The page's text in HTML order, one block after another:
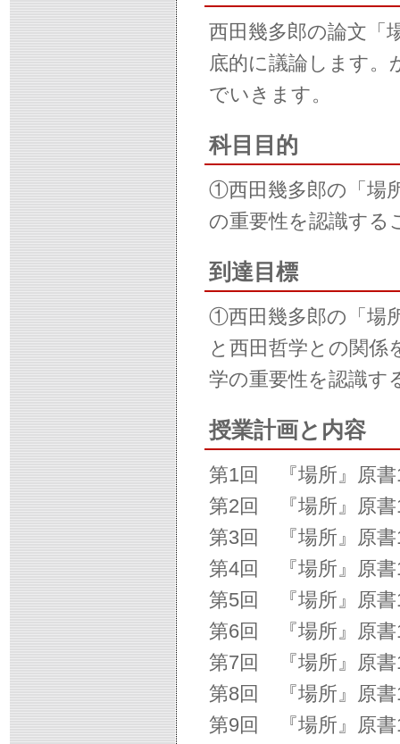
西田幾多郎の論文「
底的に議論します。
でいきます。
科目目的
①西田幾多郎の「場
の重要性を認識する
到達目標
①西田幾多郎の「場
と西田哲学との関
学の重要性を認識す
授業計画と内容
第1回 『場所』原書
第2回 『場所』原書
第3回 『場所』原書
第4回 『場所』原書
第5回 『場所』原書
第6回 『場所』原書
第7回 『場所』原書
第8回 『場所』原書
第9回 『場所』原書